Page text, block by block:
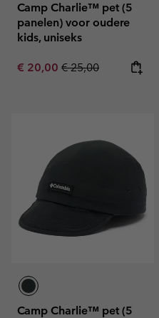
Camp Charlie™ pet (5
panelen) voor oudere
kids, uniseks
Sale price:
€ 20,00 Regular price:
€ 25,00
Camp Charlie™ pet (5